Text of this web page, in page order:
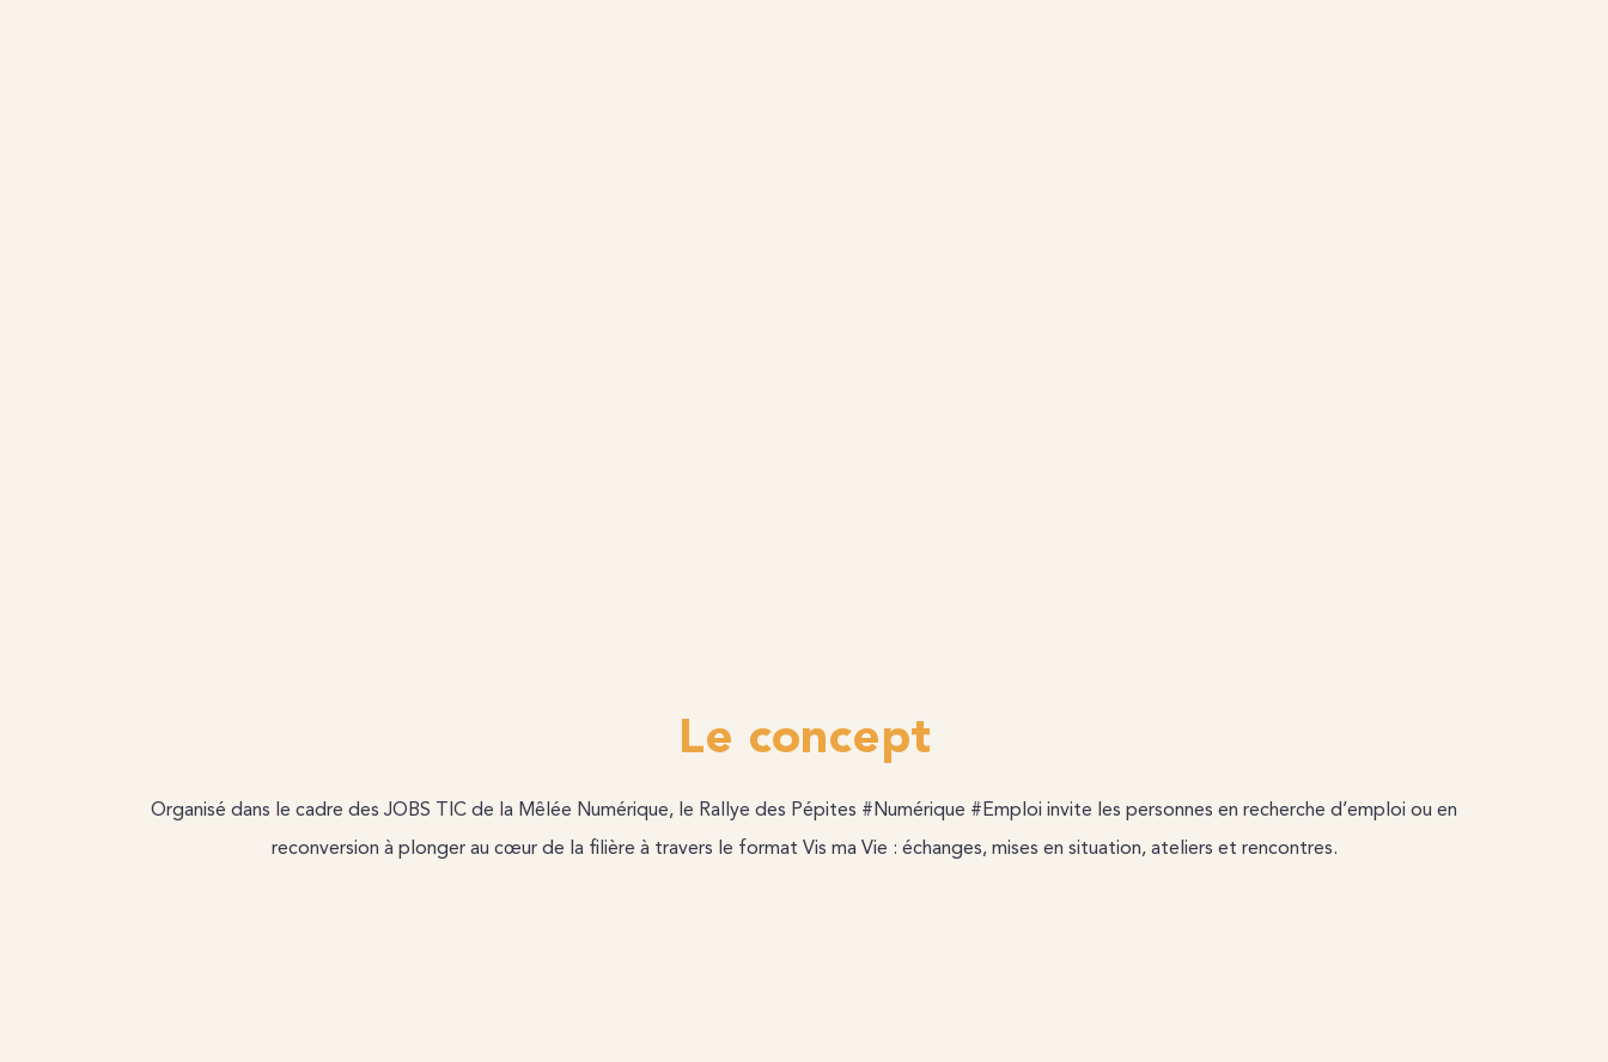
Le concept
Organisé dans le cadre des JOBS TIC de la Mêlée Numérique, le Rallye des Pépites #Numérique #Emploi invite les personnes en recherche d’emploi ou en
reconversion à plonger au cœur de la filière à travers le format Vis ma Vie : échanges, mises en situation, ateliers et rencontres.